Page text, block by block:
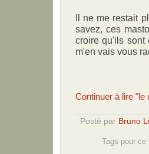
Il ne me restait
savez, ces
croire qu'ils sont
m'en vais vous
Continuer à lire "le
Posté par Bruno
Tags pour ce